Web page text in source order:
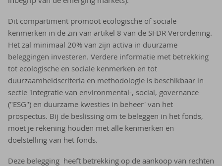
Dit compartiment promoot ecologische of sociale
kenmerken in de zin van artikel 8 van de SFDR Verordening.
Het zal minimaal 20% van zijn activa in duurzame
beleggingen investeren. Verdere informatie met betrekking
tot ecologische en sociale kenmerken en tot
duurzaamheidscriteria en methodologie is beschikbaar in
sectie 'Integratie van environmental-, social, governance
("ESG") en duurzame kwesties in beheer' van het
prospectus. Bij de beslissing om te beleggen in het fonds,
moet je rekening houden met alle kenmerken en
doelstelling van het fonds.
Deze belegging heeft betrekking op de aankoop van rechten